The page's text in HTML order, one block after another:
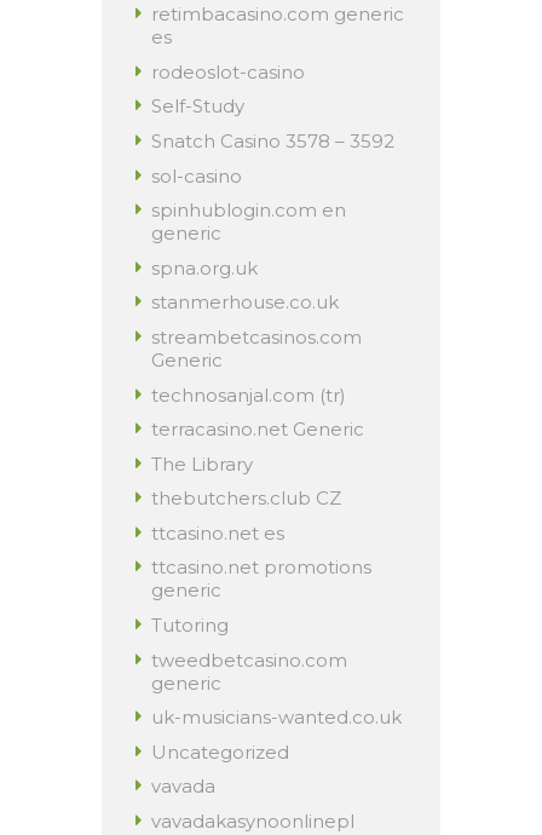
retimbacasino.com generic
es
rodeoslot-casino
Self-Study
Snatch Casino 3578 – 3592
sol-casino
spinhublogin.com en
generic
spna.org.uk
stanmerhouse.co.uk
streambetcasinos.com
Generic
technosanjal.com (tr)
terracasino.net Generic
The Library
thebutchers.club CZ
ttcasino.net es
ttcasino.net promotions
generic
Tutoring
tweedbetcasino.com
generic
uk-musicians-wanted.co.uk
Uncategorized
vavada
vavadakasynoonlinepl